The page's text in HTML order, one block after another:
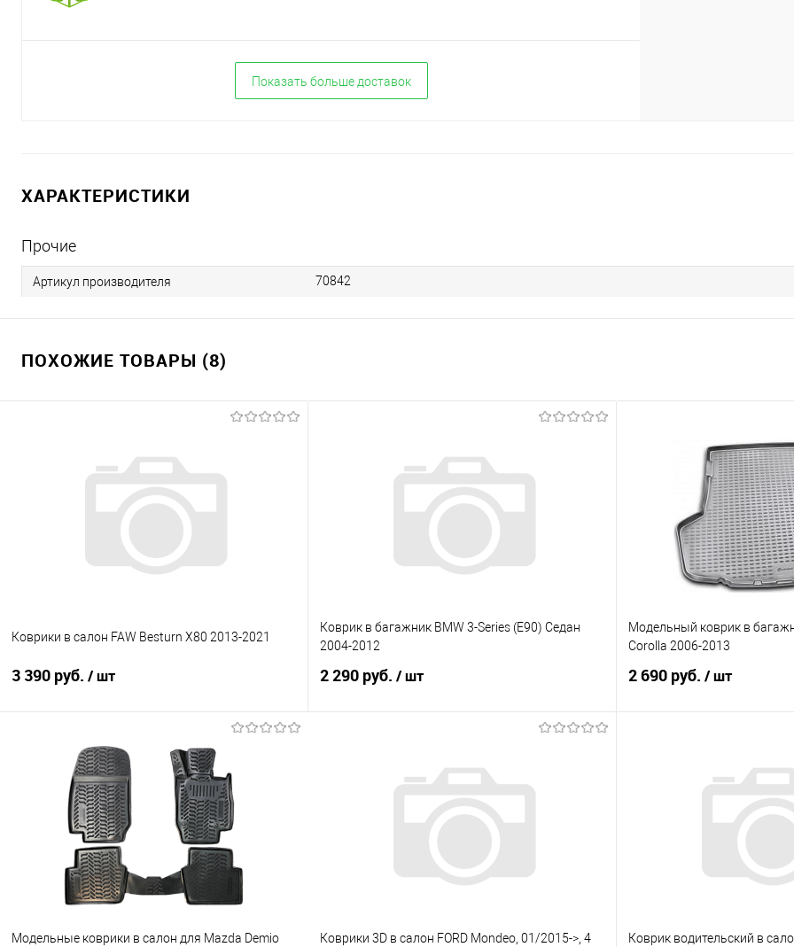
Показать больше доставок
ХАРАКТЕРИСТИКИ
Прочие
Артикул производителя 70842
ПОХОЖИЕ ТОВАРЫ (8)
Коврики в салон FAW Besturn X80 2013-2021
3 390 руб. / шт
В корзину
Купить в 1 клик
Сравнение
В избранное
Под заказ
Коврик в багажник BMW 3-Series (E90) Седан
2004-2012
2 290 руб. / шт
Купить в 1 клик
Сравнение
Под заказ
Модельный коврик в
Corolla 2006-2013
2 690 руб. / шт
Купить в 1 клик
Модельные коврики в салон для Mazda Demio
Коврики 3D в салон FORD Mondeo, 01/2015->, 4
Коврик водительский в